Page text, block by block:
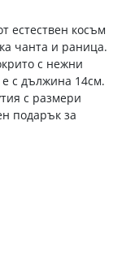
естествен косъм
чанта и раница.
с нежни
с дължина 14см.
с размери
подарък за